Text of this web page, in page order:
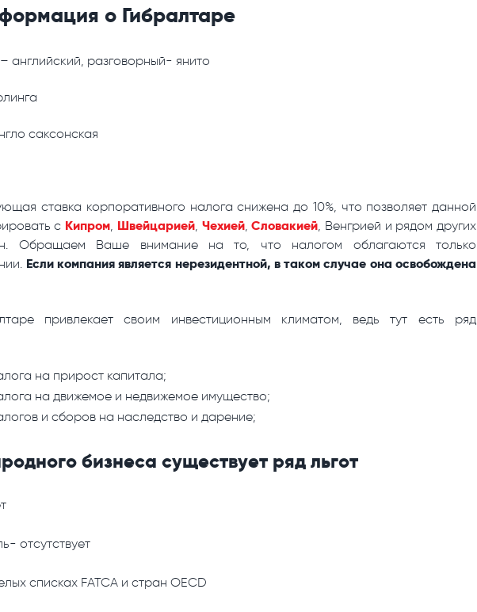
о Гибралтаре
– английский, разговорный- янито
саксонская
ставка корпоративного налога снижена до 10%, что позволяет данной
с Кипром, Швейцарией, Чехией,Словакией, Венгрией и рядом других
Обращаем Ваше внимание на то, что налогом облагаются только
Если компания является нерезидентной, в таком случае она освобождена
привлекает своим инвестиционным климатом, ведь тут есть ряд
на прирост капитала;
на движемое и недвижемое имущество;
и сборов на наследство и дарение;
бизнеса существует ряд льгот
отсутствует
списках FATCA и cтpaн OECD